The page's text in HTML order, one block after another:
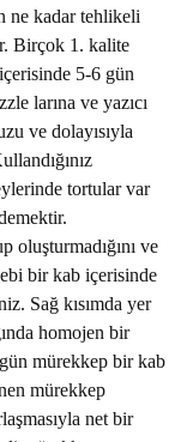
ne kadar tehlikeli
Birçok 1. kalite
5-6 gün
larına ve yazıcı
ve dolayısıyla
tortular var
oluşturmadığını ve
bir kab içerisinde
Sağ kısımda yer
homojen bir
mürekkep bir kab
mürekkep
net bir